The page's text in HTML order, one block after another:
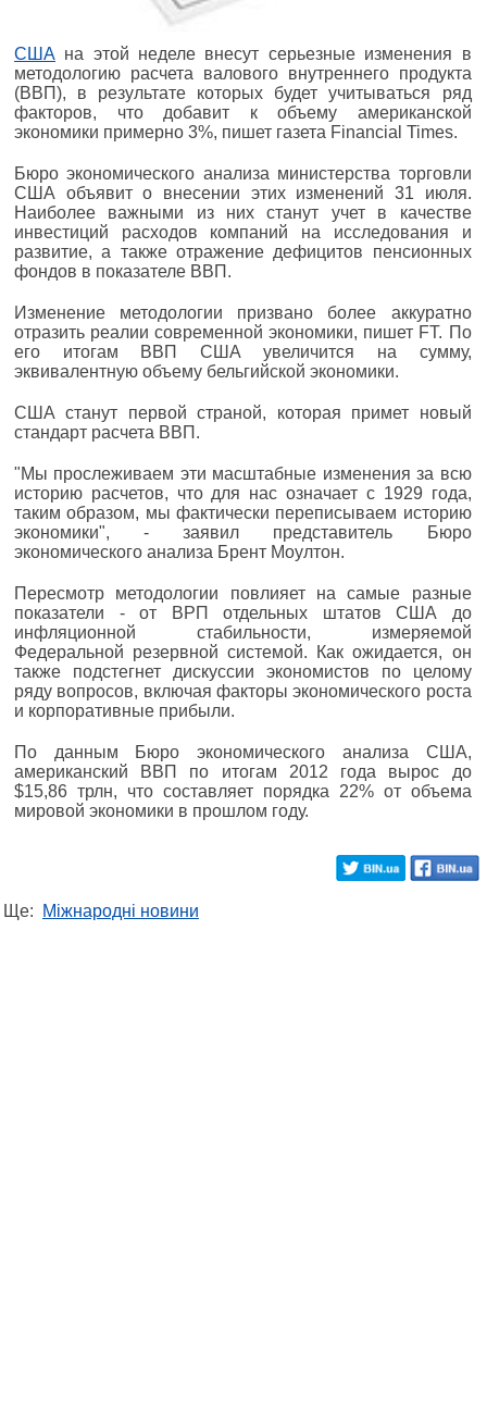
США на этой неделе внесут серьезные изменения в
методологию расчета валового внутреннего продукта
(ВВП), в результате которых будет учитываться ряд
факторов, что добавит к объему американской
экономики примерно 3%, пишет газета Financial Times.
Бюро экономического анализа министерства торговли
США объявит о внесении этих изменений 31 июля.
Наиболее важными из них станут учет в качестве
инвестиций расходов компаний на исследования и
развитие, а также отражение дефицитов пенсионных
фондов в показателе ВВП.
Изменение методологии призвано более аккуратно
отразить реалии современной экономики, пишет FT. По
его итогам ВВП США увеличится на сумму,
эквивалентную объему бельгийской экономики.
США станут первой страной, которая примет новый
стандарт расчета ВВП.
"Мы прослеживаем эти масштабные изменения за всю
историю расчетов, что для нас означает с 1929 года,
таким образом, мы фактически переписываем историю
экономики", - заявил представитель Бюро
экономического анализа Брент Моултон.
Пересмотр методологии повлияет на самые разные
показатели - от ВРП отдельных штатов США до
инфляционной стабильности, измеряемой
Федеральной резервной системой. Как ожидается, он
также подстегнет дискуссии экономистов по целому
ряду вопросов, включая факторы экономического роста
и корпоративные прибыли.
По данным Бюро экономического анализа США,
американский ВВП по итогам 2012 года вырос до
$15,86 трлн, что составляет порядка 22% от объема
мировой экономики в прошлом году.
Ще: Міжнародні новини